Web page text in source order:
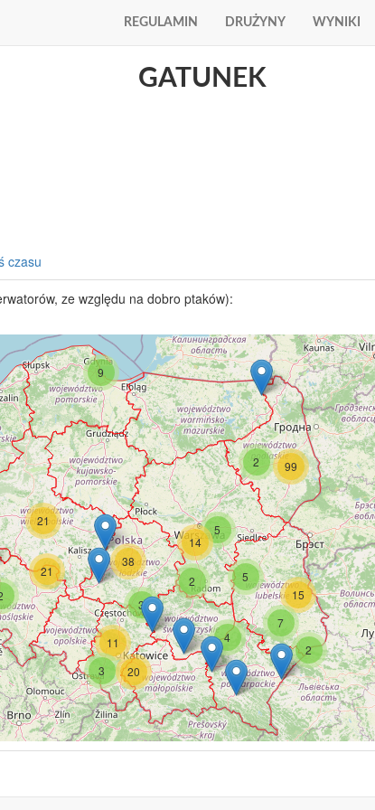
REGULAMIN DRUŻYNY WYNIKI
GATUNEK
czasu
ze względu na dobro ptaków):
9
7
15
4
2
5
2
5
14
3
11
20
3
38
21
21
2 99